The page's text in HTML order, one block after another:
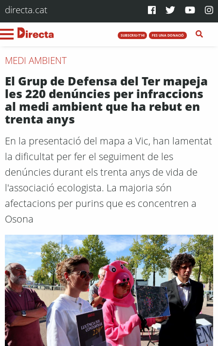
directa.cat
SUBSCRIU-T'HI FES UNA DONACIÓ
MEDI AMBIENT
El Grup de Defensa del Ter mapeja
les 220 denúncies per infraccions
al medi ambient que ha rebut en
trenta anys
En la presentació del mapa a Vic, han lamentat
la dificultat per fer el seguiment de les
denúncies durant els trenta anys de vida de
l'associació ecologista. La majoria són
afectacions per purins que es concentren a
Osona